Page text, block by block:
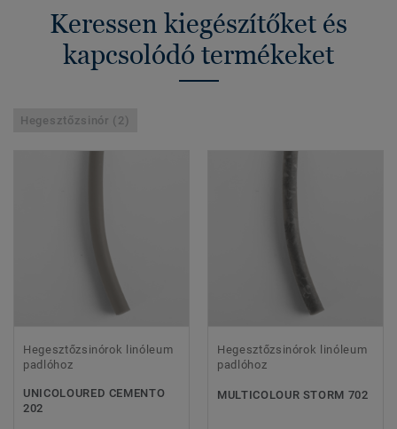
Keressen kiegészítőket és
kapcsolódó termékeket
Hegesztőzsinór (2)
Hegesztőzsinórok linóleum
padlóhoz
UNICOLOURED CEMENTO
202
Hegesztőzsinórok linóleum
padlóhoz
MULTICOLOUR STORM 702